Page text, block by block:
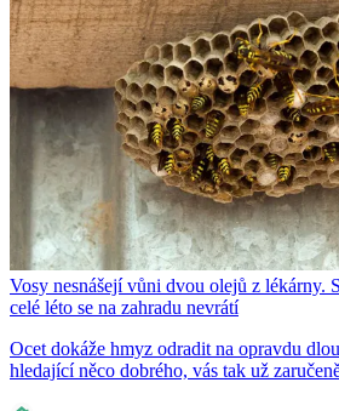
Vosy nesnášejí vůni dvou olejů z lékárny.
celé léto se na zahradu nevrátí
Ocet dokáže hmyz odradit na opravdu
hledající něco dobrého, vás tak už